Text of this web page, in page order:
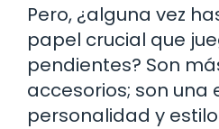
Pero, ¿alguna vez
papel crucial que
pendientes? Son
accesorios; son una
personalidad y